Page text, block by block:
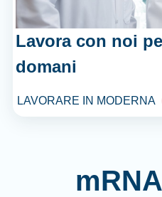
Lavora con noi
domani
LAVORARE IN MODERNA